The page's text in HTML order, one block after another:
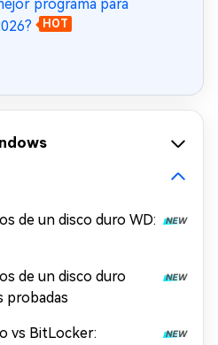
programa para
HOT
de un disco duro WD:
de un disco duro
probadas
vs BitLocker: